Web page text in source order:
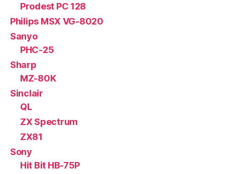
Prodest PC 128
Philips MSX VG-8020
Sanyo
PHC-25
Sharp
MZ-80K
Sinclair
QL
ZX Spectrum
ZX81
Sony
Hit Bit HB-75P